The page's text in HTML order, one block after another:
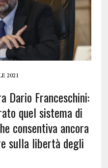
2021
Dario Franceschini:
quel sistema di
consentiva ancora
sulla libertà degli